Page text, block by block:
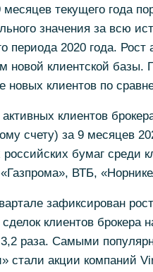
текущего года
значения за всю
периода 2020 года.
новой клиентской базы.
новых клиентов по
активных клиентов
счету) за 9 месяцев
бумаг среди
ВТБ,
зафиксирован
сделок клиентов
раза. Самыми
стали акции компаний